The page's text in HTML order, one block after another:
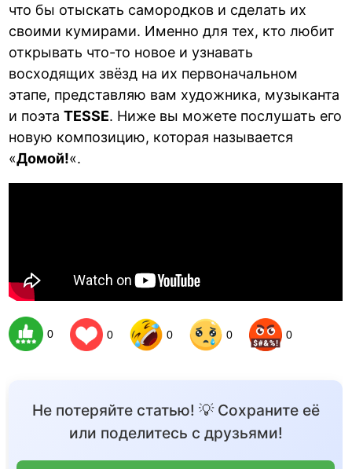
что бы отыскать самородков и сделать их
своими кумирами. Именно для тех, кто любит
открывать что-то новое и узнавать
восходящих звёзд на их первоначальном
этапе, представляю вам художника, музыканта
и поэтаTESSE. Ниже вы можете послушать его
новую композицию, которая называется
«Домой!«.
0 0 0 0 0
Не потеряйте статью! 💡 Сохраните её
или поделитесь с друзьями!